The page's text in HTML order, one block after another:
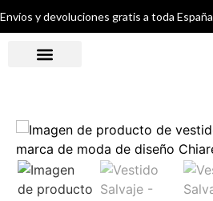
Envíos y devoluciones gratis a toda España